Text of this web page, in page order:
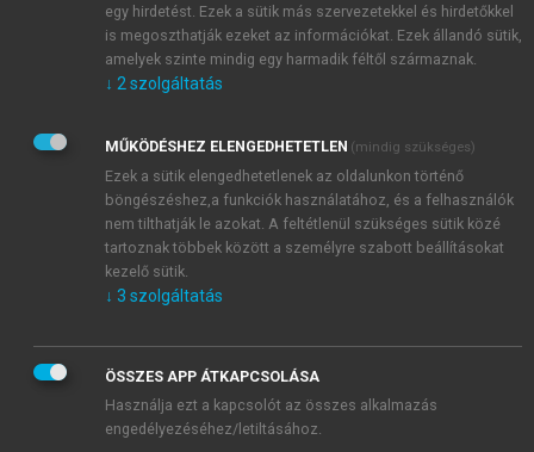
Kérek értesítést a MeRSZ újdonságairól, akcióiról.
Kérek értesítést az Akadémiai Kiadó Zrt. újdonságairól,
Adatkezelési tájékoztatóbanfoglaltakat tudomásul
veszem és elfogadom.
Általános vásárlási feltételeket, valamint a szotar.netés a
mersz.huoldalak licencszerződéseiben foglaltakat
tudomásul veszem és elfogadom.
KIPRÓBÁLOM
egy hirdetést. Ezek a sütik más szervezetekkel és hirdetőkkel
is megoszthatják ezeket az információkat. Ezek állandó sütik,
amelyek szinte mindig egy harmadik féltől származnak.
↓ 2 szolgáltatás
MŰKÖDÉSHEZ ELENGEDHETETLEN (mindig szükséges)
Ezek a sütik elengedhetetlenek az oldalunkon történő
böngészéshez,a funkciók használatához, és a felhasználók
nem tilthatják le azokat. A feltétlenül szükséges sütik közé
tartoznak többek között a személyre szabott beállításokat
kezelő sütik.
↓ 3 szolgáltatás
ÖSSZES APP ÁTKAPCSOLÁSA
Használja ezt a kapcsolót az összes alkalmazás
engedélyezéséhez/letiltásához.